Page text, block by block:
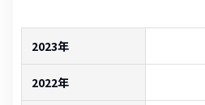
2023年
2022年